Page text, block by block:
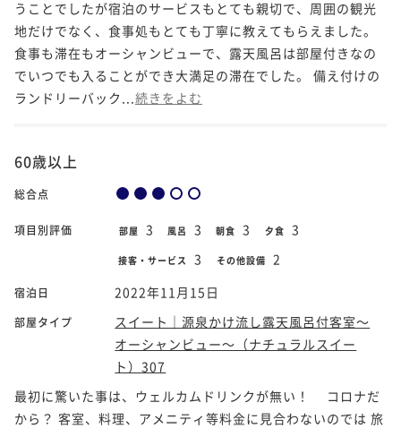
うことでしたが宿泊のサービスもとても親切で、周囲の観光
地だけでなく、食事処もとても丁寧に教えてもらえました。
食事も滞在もオーシャンビューで、露天風呂は部屋付きなの
でいつでも入ることができ大満足の滞在でした。 備え付けの
ランドリーバック... 続きをよむ
60歳以上
総合点
項目別評価 部屋 3 風呂 3 朝食 3 夕食 3
接客・サービス 3 その他設備 2
宿泊日 2022年11月15日
部屋タイプ
スイート｜源泉かけ流し露天風呂付客室～
オーシャンビュー～（ナチュラルスイー
ト）307
最初に驚いた事は、ウェルカムドリンクが無い！ コロナだ
から？ 客室、料理、アメニティ等料金に見合わないのでは 旅